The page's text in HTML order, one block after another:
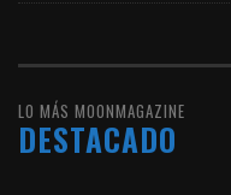
LO MÁS MOONMAGAZINE
DESTACADO